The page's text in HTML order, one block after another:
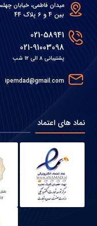
میدان فاطمی، خیابان
بین 4 و 6 پلاک 44
021-58941
021-91003098
پشتیبانی 8 الی 12 شب
ipemdad@gmail.com
نماد های اعتماد